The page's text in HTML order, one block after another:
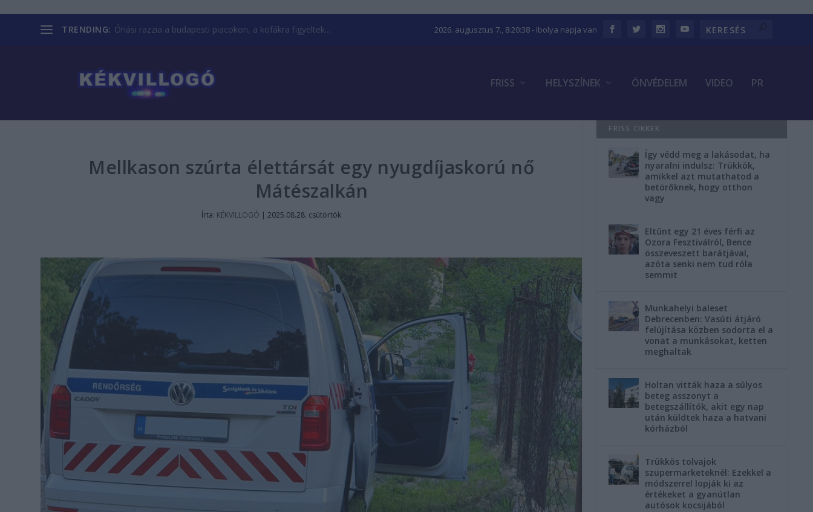
TRENDING: Óriási razzia a budapesti piacokon, a kofákra figyeltek... 2026. augusztus 7., 8:20:38- Ibolya napja van
FRISS HELYSZÍNEK ÖNVÉDELEM VIDEO PR
Mellkason szúrta élettársát egy nyugdíjaskorú nő
Mátészalkán
Írta: KÉKVILLOGÓ | 2025.08.28. csütörtök
FRISS CIKKEK
Így védd meg a lakásodat, ha
nyaralni indulsz: Trükkök,
amikkel azt mutathatod a
betörőknek, hogy otthon
vagy
Eltűnt egy 21 éves férfi az
Ozora Fesztiválról, Bence
összeveszett barátjával,
azóta senki nem tud róla
semmit
Munkahelyi baleset
Debrecenben: Vasúti átjáró
felújítása közben sodorta el a
vonat a munkásokat, ketten
meghaltak
Holtan vitták haza a súlyos
beteg asszonyt a
betegszállítók, akit egy nap
után küldtek haza a hatvani
kórházból
Trükkös tolvajok
szupermarketeknél: Ezekkel a
módszerrel lopják ki az
értékeket a gyanútlan
autósok kocsijából